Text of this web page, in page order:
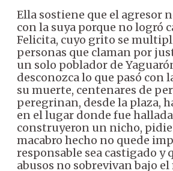
Ella sostiene que el agresor
con la suya porque no logró
Felicita, cuyo grito se
personas que claman por
un solo poblador de
desconozca lo que pasó con
su muerte, centenares de
peregrinan, desde la plaza,
en el lugar donde fue
construyeron un nicho,
macabro hecho no quede
responsable sea castigado y
abusos no sobrevivan bajo